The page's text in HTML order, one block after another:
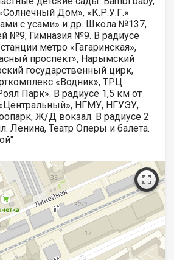
Дом», «К.Р.У.Г.»
с усами» и др. Школа №137,
№9, Гимназия №9. В радиусе
метро «Гагаринская»,
проспект», Нарымский
государственный цирк,
«Водник», ТРЦ
Парк». В радиусе 1,5 км от
НГМУ, НГУЭУ,
Ж/Д вокзал. В радиусе 2
Ленина, Театр Оперы и балета.